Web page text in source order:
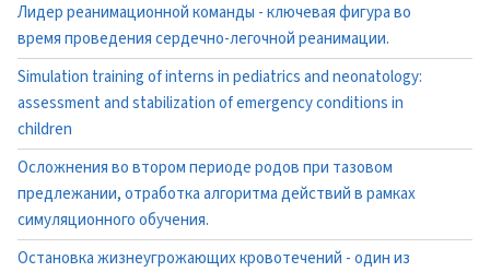
Лидер реанимационной команды - ключевая фигура во
время проведения сердечно-легочной реанимации.
Simulation training of interns in pediatrics and neonatology:
assessment and stabilization of emergency conditions in
children
Осложнения во втором периоде родов при тазовом
предлежании, отработка алгоритма действий в рамках
симуляционного обучения.
Остановка жизнеугрожающих кровотечений - один из